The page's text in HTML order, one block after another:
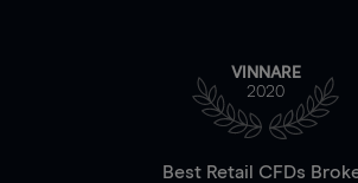
VINNARE
2020
Best Retail CFDs